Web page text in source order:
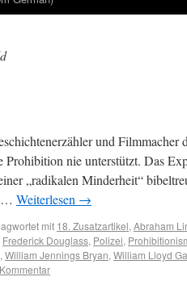
und Filmmacher
nie unterstützt. Das
„radikalen Minderheit“
… Weiterlesen →
mit 18. Zusatzartikel, Abraham
Frederick Douglass, Polizei,
, William Jennings Bryan, William Lloyd